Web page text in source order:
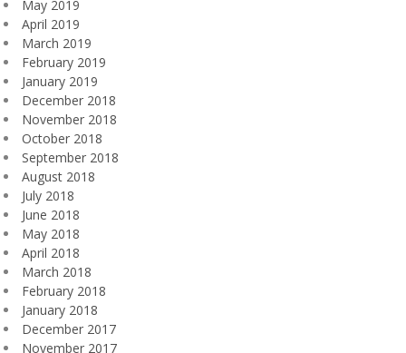
May 2019
April 2019
March 2019
February 2019
January 2019
December 2018
November 2018
October 2018
September 2018
August 2018
July 2018
June 2018
May 2018
April 2018
March 2018
February 2018
January 2018
December 2017
November 2017